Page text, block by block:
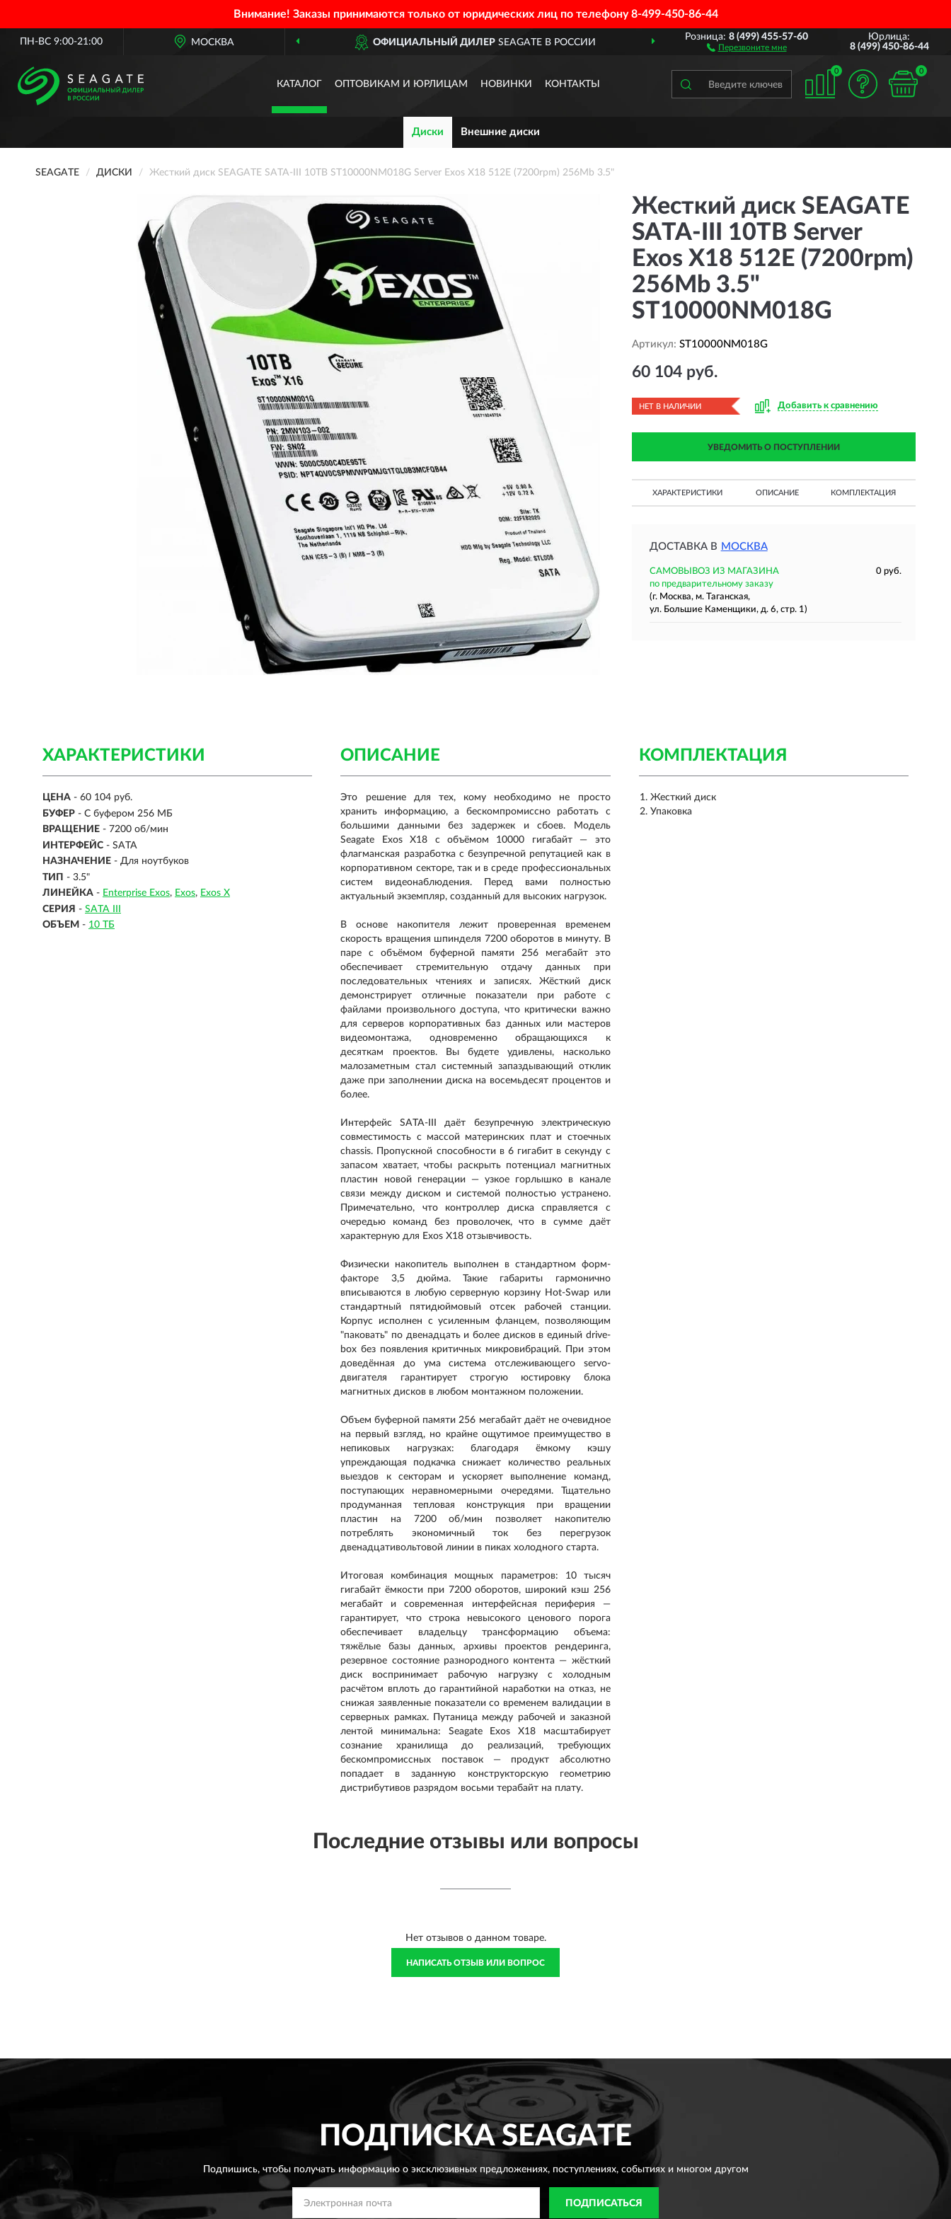
Внимание! Заказы принимаются только от юридических лиц по телефону8-499-450-86-44
ПН-ВС 9:00-21:00 МОСКВА ОФИЦИАЛЬНЫЙ ДИЛЕР SEAGATE В РОССИИ ДОСТАВИМ ПО ВСЕЙ РОССИИ
Розница:8 (499) 455-57-60
Перезвоните мне
Юрлица:
8 (499) 450-86-44
КАТАЛОГ ОПТОВИКАМ И ЮРЛИЦАМ НОВИНКИ КОНТАКТЫ
0 0
Диски Внешние диски
SEAGATE ДИСКИ Жесткий диск SEAGATE SATA-III 10TB ST10000NM018G Server Exos X18 512E (7200rpm) 256Mb 3.5"
Жесткий диск SEAGATE
SATA-III 10TB Server
Exos X18 512E (7200rpm)
256Mb 3.5"
ST10000NM018G
Артикул: ST10000NM018G
60 104 руб.
НЕТ В НАЛИЧИИ Добавить к сравнению
УВЕДОМИТЬ О ПОСТУПЛЕНИИ
ХАРАКТЕРИСТИКИ ОПИСАНИЕ КОМПЛЕКТАЦИЯ
ДОСТАВКА В МОСКВА
САМОВЫВОЗ ИЗ МАГАЗИНА
0 руб.
по предварительному заказу
(г. Москва, м. Таганская,
ул. Большие Каменщики, д. 6, стр. 1)
ХАРАКТЕРИСТИКИ
ЦЕНА - 60 104 руб.
БУФЕР - С буфером 256 МБ
ВРАЩЕНИЕ - 7200 об/мин
ИНТЕРФЕЙС - SATA
НАЗНАЧЕНИЕ - Для ноутбуков
ТИП - 3.5"
ЛИНЕЙКА - Enterprise Exos Exos
Exos X
СЕРИЯ - SATA III
ОБЪЕМ - 10 ТБ
КОМПЛЕКТАЦИЯ
Жесткий диск
Упаковка
ОПИСАНИЕ
Это решение для тех, кому необходимо не просто
хранить информацию, а бескомпромиссно работать с
большими данными без задержек и сбоев. Модель
Seagate Exos X18 с объёмом 10000 гигабайт — это
флагманская разработка с безупречной репутацией как в
корпоративном секторе, так и в среде профессиональных
систем видеонаблюдения. Перед вами полностью
актуальный экземпляр, созданный для высоких нагрузок.
В основе накопителя лежит проверенная временем
скорость вращения шпинделя 7200 оборотов в минуту. В
паре с объёмом буферной памяти 256 мегабайт это
обеспечивает стремительную отдачу данных при
последовательных чтениях и записях. Жёсткий диск
демонстрирует отличные показатели при работе с
файлами произвольного доступа, что критически важно
для серверов корпоративных баз данных или мастеров
видеомонтажа, одновременно обращающихся к
десяткам проектов. Вы будете удивлены, насколько
малозаметным стал системный запаздывающий отклик
даже при заполнении диска на восемьдесят процентов и
более.
Интерфейс SATA-III даёт безупречную электрическую
совместимость с массой материнских плат и стоечных
chassis. Пропускной способности в 6 гигабит в секунду с
запасом хватает, чтобы раскрыть потенциал магнитных
пластин новой генерации — узкое горлышко в канале
связи между диском и системой полностью устранено.
Примечательно, что контроллер диска справляется с
очередью команд без проволочек, что в сумме даёт
характерную для Exos X18 отзывчивость.
Физически накопитель выполнен в стандартном форм-
факторе 3,5 дюйма. Такие габариты гармонично
вписываются в любую серверную корзину Hot-Swap или
стандартный пятидюймовый отсек рабочей станции.
Корпус исполнен с усиленным фланцем, позволяющим
"паковать" по двенадцать и более дисков в единый drive-
box без появления критичных микровибраций. При этом
доведённая до ума система отслеживающего servo-
двигателя гарантирует строгую юстировку блока
магнитных дисков в любом монтажном положении.
Объем буферной памяти 256 мегабайт даёт не очевидное
на первый взгляд, но крайне ощутимое преимущество в
непиковых нагрузках: благодаря ёмкому кэшу
упреждающая подкачка снижает количество реальных
выездов к секторам и ускоряет выполнение команд,
поступающих неравномерными очередями. Тщательно
продуманная тепловая конструкция при вращении
пластин на 7200 об/мин позволяет накопителю
потреблять экономичный ток без перегрузок
двенадцативольтовой линии в пиках холодного старта.
Итоговая комбинация мощных параметров: 10 тысяч
гигабайт ёмкости при 7200 оборотов, широкий кэш 256
мегабайт и современная интерфейсная периферия —
гарантирует, что строка невысокого ценового порога
обеспечивает владельцу трансформацию объема:
тяжёлые базы данных, архивы проектов рендеринга,
резервное состояние разнородного контента — жёсткий
диск воспринимает рабочую нагрузку с холодным
расчётом вплоть до гарантийной наработки на отказ, не
снижая заявленные показатели со временем валидации в
серверных рамках. Путаница между рабочей и заказной
лентой минимальна: Seagate Exos X18 масштабирует
сознание хранилища до реализаций, требующих
бескомпромиссных поставок — продукт абсолютно
попадает в заданную конструкторскую геометрию
дистрибутивов разрядом восьми терабайт на плату.
Последние отзывы или вопросы
Нет отзывов о данном товаре.
НАПИСАТЬ ОТЗЫВ ИЛИ ВОПРОС
ПОДПИСКАSEAGATE
Подпишись, чтобы получать информацию о эксклюзивных предложениях,поступлениях, событиях и многом другом
ПОДПИСАТЬСЯ